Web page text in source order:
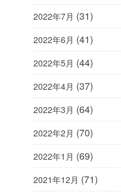
2022年7月 (31)
2022年6月 (41)
2022年5月 (44)
2022年4月 (37)
2022年3月 (64)
2022年2月 (70)
2022年1月 (69)
2021年12月 (71)